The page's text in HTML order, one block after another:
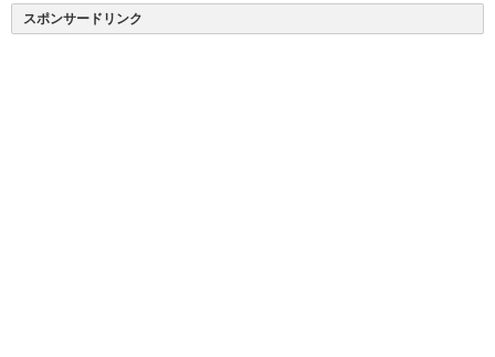
スポンサードリンク